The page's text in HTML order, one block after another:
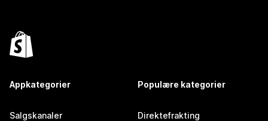
Appkategorier
Salgskanaler
Populære kategorier
Direktefrakting